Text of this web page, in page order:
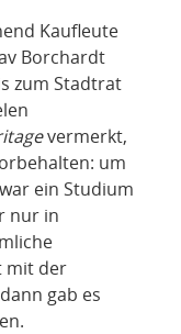
Kaufleute
Borchardt
zum Stadtrat
vermerkt,
um
ein Studium
nur in
mit der
gab es